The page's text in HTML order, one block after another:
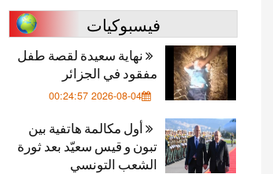
فيسبوكيات
نهاية سعيدة لقصة طفل
مفقود في الجزائر
2026-08-04 00:24:57
أول مكالمة هاتفية بين
تبون و قيس سعيّد بعد ثورة
الشعب التونسي